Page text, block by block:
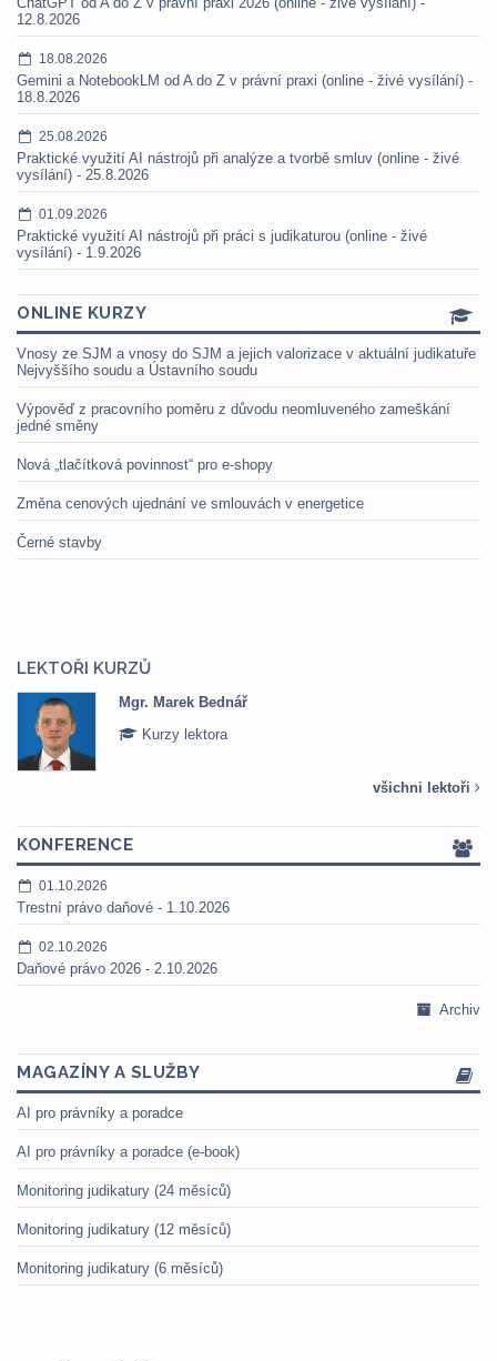
12.8.2026
18.08.2026
Gemini a NotebookLM od A do Z v právní praxi (online - živé vysílání) -
18.8.2026
25.08.2026
Praktické využití AI nástrojů při analýze a tvorbě smluv (online - živé
vysílání) - 25.8.2026
01.09.2026
Praktické využití AI nástrojů při práci s judikaturou (online - živé
vysílání) - 1.9.2026
ONLINE KURZY
Vnosy ze SJM a vnosy do SJM a jejich valorizace v aktuální judikatuře
Nejvyššího soudu a Ústavního soudu
Výpověď z pracovního poměru z důvodu neomluveného zameškání
jedné směny
Nová „tlačítková povinnost“ pro e-shopy
Změna cenových ujednání ve smlouvách v energetice
Černé stavby
LEKTOŘI KURZŮ
Mgr. Marek Bednář
Kurzy lektora
všichni lektoři
KONFERENCE
01.10.2026
Trestní právo daňové - 1.10.2026
02.10.2026
Daňové právo 2026 - 2.10.2026
Archiv
MAGAZÍNY A SLUŽBY
AI pro právníky a poradce
AI pro právníky a poradce (e-book)
Monitoring judikatury (24 měsíců)
Monitoring judikatury (12 měsíců)
Monitoring judikatury (6 měsíců)